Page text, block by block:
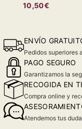
10,50€
ENVÍO
Pedidos superiores
PAGO SEGURO
Garantizamos la
RECOGIDA EN
Compra online y
Atendemos tus